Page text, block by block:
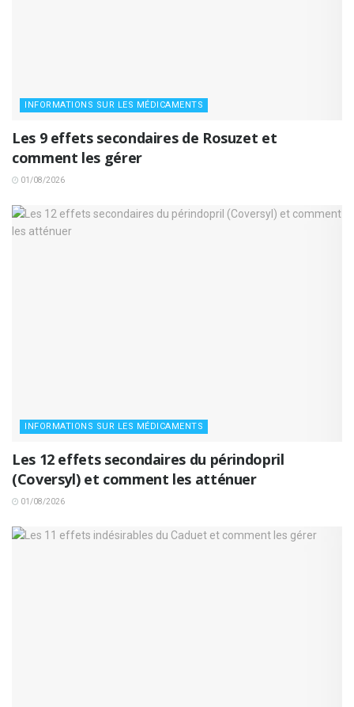
INFORMATIONS SUR LES MÉDICAMENTS
Les 9 effets secondaires de Rosuzet et
comment les gérer
01/08/2026
INFORMATIONS SUR LES MÉDICAMENTS
Les 12 effets secondaires du périndopril
(Coversyl) et comment les atténuer
01/08/2026